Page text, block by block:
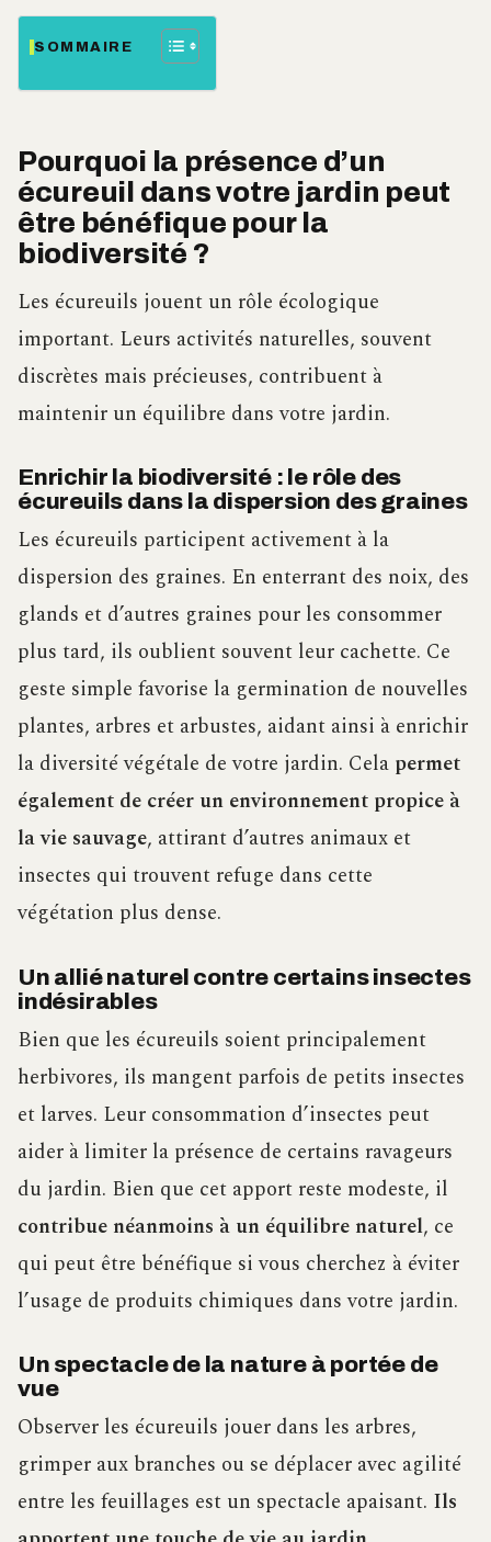
SOMMAIRE
Pourquoi la présence d’un
écureuil dans votre jardin peut
être bénéfique pour la
biodiversité ?
Les écureuils jouent un rôle écologique
important. Leurs activités naturelles, souvent
discrètes mais précieuses, contribuent à
maintenir un équilibre dans votre jardin.
Enrichir la biodiversité : le rôle des
écureuils dans la dispersion des graines
Les écureuils participent activement à la
dispersion des graines. En enterrant des noix, des
glands et d’autres graines pour les consommer
plus tard, ils oublient souvent leur cachette. Ce
geste simple favorise la germination de nouvelles
plantes, arbres et arbustes, aidant ainsi à enrichir
la diversité végétale de votre jardin. Cela permet
également de créer un environnement propice à
la vie sauvage, attirant d’autres animaux et
insectes qui trouvent refuge dans cette
végétation plus dense.
Un allié naturel contre certains insectes
indésirables
Bien que les écureuils soient principalement
herbivores, ils mangent parfois de petits insectes
et larves. Leur consommation d’insectes peut
aider à limiter la présence de certains ravageurs
du jardin. Bien que cet apport reste modeste, il
contribue néanmoins à un équilibre naturel, ce
qui peut être bénéfique si vous cherchez à éviter
l’usage de produits chimiques dans votre jardin.
Un spectacle de la nature à portée de
vue
Observer les écureuils jouer dans les arbres,
grimper aux branches ou se déplacer avec agilité
entre les feuillages est un spectacle apaisant. Ils